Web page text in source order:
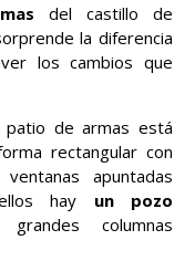
del castillo de
la diferencia
los cambios que
de armas está
rectangular con
apuntadas
hay un pozo
columnas